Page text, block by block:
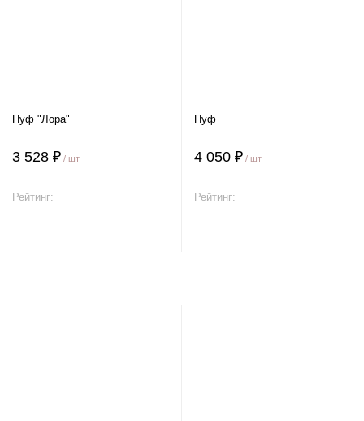
Пуф "Лора"
3 528 ₽ / шт
Рейтинг:
Пуф
4 050 ₽ / шт
Рейтинг: